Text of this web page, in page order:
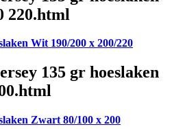
220.html
Wit 190/200 x 200/220
135 gr hoeslaken
Zwart 80/100 x 200